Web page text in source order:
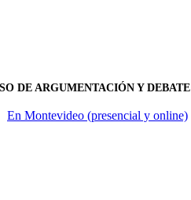
DE ARGUMENTACIÓN Y DEBATE
En Montevideo (presencial y online)